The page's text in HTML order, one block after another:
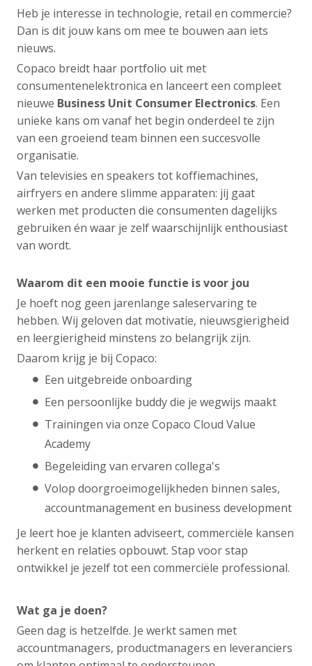
Heb je interesse in technologie, retail en commercie?
Dan is dit jouw kans om mee te bouwen aan iets
nieuws.
Copaco breidt haar portfolio uit met
consumentenelektronica en lanceert een compleet
nieuwe Business Unit Consumer Electronics. Een
unieke kans om vanaf het begin onderdeel te zijn
van een groeiend team binnen een succesvolle
organisatie.
Van televisies en speakers tot koffiemachines,
airfryers en andere slimme apparaten: jij gaat
werken met producten die consumenten dagelijks
gebruiken én waar je zelf waarschijnlijk enthousiast
van wordt.
Waarom dit een mooie functie is voor jou
Je hoeft nog geen jarenlange saleservaring te
hebben. Wij geloven dat motivatie, nieuwsgierigheid
en leergierigheid minstens zo belangrijk zijn.
Daarom krijg je bij Copaco:
Een uitgebreide onboarding
Een persoonlijke buddy die je wegwijs maakt
Trainingen via onze Copaco Cloud Value
Academy
Begeleiding van ervaren collega's
Volop doorgroeimogelijkheden binnen sales,
accountmanagement en business development
Je leert hoe je klanten adviseert, commerciële kansen
herkent en relaties opbouwt. Stap voor stap
ontwikkel je jezelf tot een commerciële professional.
Wat ga je doen?
Geen dag is hetzelfde. Je werkt samen met
accountmanagers, productmanagers en leveranciers